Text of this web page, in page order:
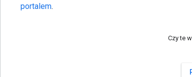
portalem.
Czy te